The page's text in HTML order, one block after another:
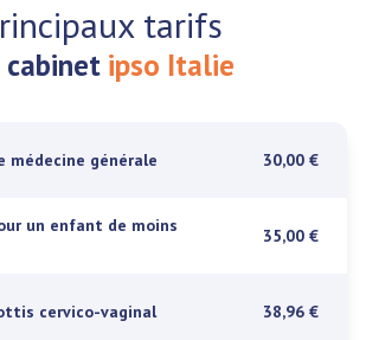
tarifs
cabinet ipso Italie
médecine générale 30,00 €
un enfant de moins
35,00 €
cervico-vaginal 38,96 €